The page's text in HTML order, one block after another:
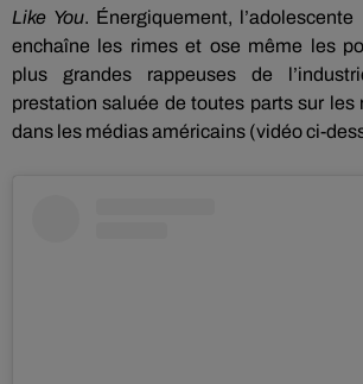
Like You. Énergiquement, l’
enchaîne les rimes et ose même les
plus grandes rappeuses de
prestation saluée de toutes parts sur les
dans les médias américains (vidéo ci-